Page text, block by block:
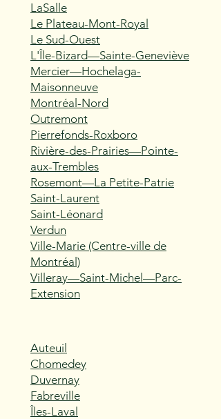
LaSalle
Le Plateau-Mont-Royal
Le Sud-Ouest
L'Île-Bizard—Sainte-Geneviève
Mercier—Hochelaga-
Maisonneuve
Montréal-Nord
Outremont
Pierrefonds-Roxboro
Rivière-des-Prairies—Pointe-
aux-Trembles
Rosemont—La Petite-Patrie
Saint-Laurent
Saint-Léonard
Verdun
Ville-Marie (Centre-ville de
Montréal)
Villeray—Saint-Michel—Parc-
Extension
Auteuil
Chomedey
Duvernay
Fabreville
Îles-Laval